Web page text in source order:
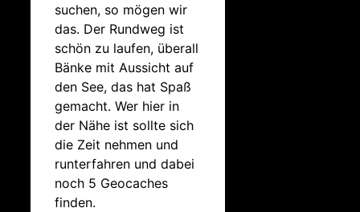
suchen, so mögen wir
das. Der Rundweg ist
schön zu laufen, überall
Bänke mit Aussicht auf
den See, das hat Spaß
gemacht. Wer hier in
der Nähe ist sollte sich
die Zeit nehmen und
runterfahren und dabei
noch 5 Geocaches
finden.